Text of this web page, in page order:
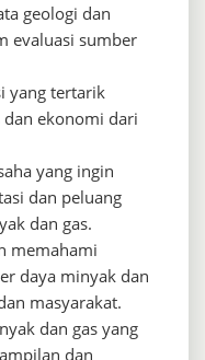
geologi dan
evaluasi sumber
yang tertarik
ekonomi dari
yang ingin
dan peluang
dan gas.
memahami
daya minyak dan
masyarakat.
dan gas yang
dan